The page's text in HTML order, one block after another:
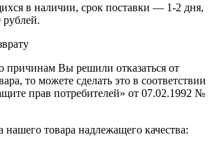
в наличии, срок поставки — 1-2 дня,
причинам Вы решили отказаться от
то можете сделать это в соответствии
прав потребителей» от 07.02.1992 №
нашего товара надлежащего качества: